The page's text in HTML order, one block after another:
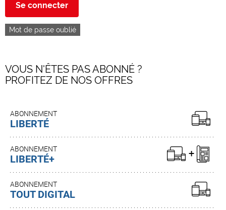
Se connecter
Mot de passe oublié
VOUS N'ÊTES PAS ABONNÉ ?
PROFITEZ DE NOS OFFRES
ABONNEMENT
LIBERTÉ
ABONNEMENT
LIBERTÉ+
ABONNEMENT
TOUT DIGITAL